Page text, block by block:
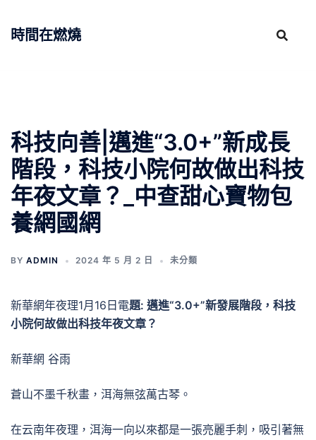
時間在燃燒
科技向善|邁進“3.0+”新成長
階段，科技小院何故做出科技
年夜文章？_中查甜心寶物包
養網國網
BY ADMIN 2024 年 5 月 2 日 未分類
新華網年夜理1月16日電題: 邁進“3.0+”新發展階段，科技
小院何故做出科技年夜文章？
新華網 谷雨
蒼山不墨千秋畫，洱海無弦萬古琴。
在云南年夜理，洱海一向以來都是一張亮麗手刺，吸引著無